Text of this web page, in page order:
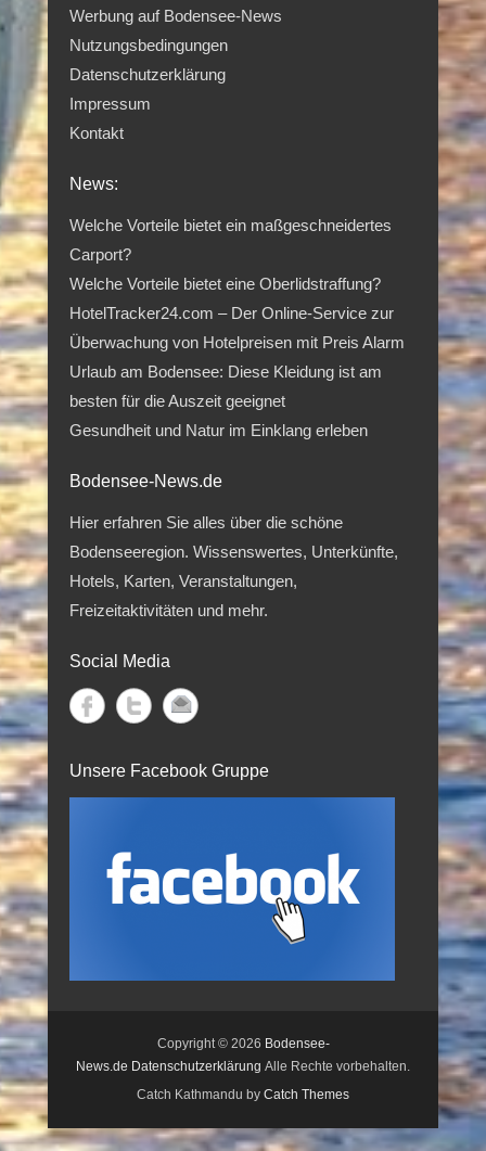
Werbung auf Bodensee-News
Nutzungsbedingungen
Datenschutzerklärung
Impressum
Kontakt
News:
Welche Vorteile bietet ein maßgeschneidertes
Carport?
Welche Vorteile bietet eine Oberlidstraffung?
HotelTracker24.com – Der Online-Service zur
Überwachung von Hotelpreisen mit Preis Alarm
Urlaub am Bodensee: Diese Kleidung ist am
besten für die Auszeit geeignet
Gesundheit und Natur im Einklang erleben
Bodensee-News.de
Hier erfahren Sie alles über die schöne
Bodenseeregion. Wissenswertes, Unterkünfte,
Hotels, Karten, Veranstaltungen,
Freizeitaktivitäten und mehr.
Social Media
Unsere Facebook Gruppe
Copyright © 2026 Bodensee-
News.de Datenschutzerklärung Alle Rechte vorbehalten.
Catch Kathmandu by Catch Themes